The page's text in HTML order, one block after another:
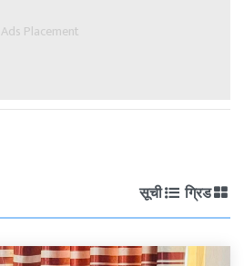
Ads Placement
सूची ग्रिड